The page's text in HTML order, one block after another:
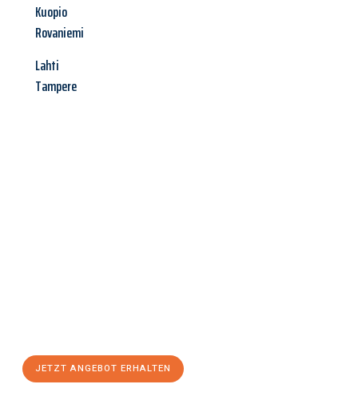
Kuopio
Rovaniemi
Lahti
Tampere
JETZT ANGEBOT ERHALTEN